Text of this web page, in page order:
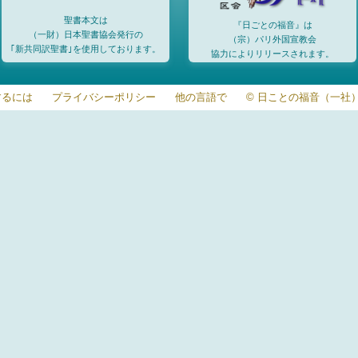
聖書本文は
（一財）日本聖書協会発行の
｢新共同訳聖書｣を使用しております。
『日ごとの福音』は
（宗）パリ外国宣教会
協力によりリリースされます。
には プライバシーポリシー 他の言語で © 日ことの福音（一社